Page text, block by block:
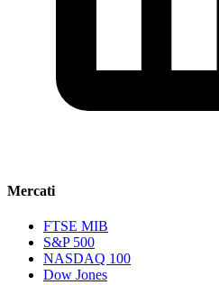
Mercati
FTSE MIB
S&P 500
NASDAQ 100
Dow Jones